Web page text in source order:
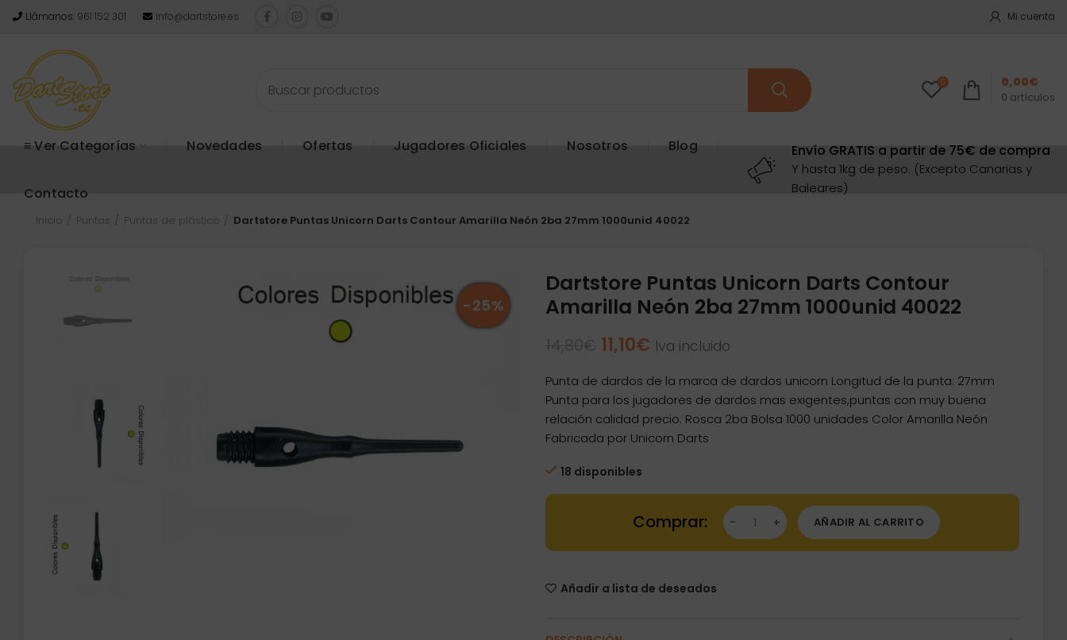
Llámanos: 961 152 301 info@dartstore.es Mi cuenta
0
0 artículos
0,00€
≡ Ver Categorías Novedades Ofertas Jugadores Oficiales Nosotros Blog
Contacto
Envío GRATIS a partir de 75€ de compra
Y hasta 1kg de peso. (Excepto Canarias y
Baleares)
Inicio Puntas Puntas de plástico Dartstore Puntas Unicorn Darts Contour Amarilla Neón 2ba 27mm 1000unid 40022
-25%
Dartstore Puntas Unicorn Darts Contour
Amarilla Neón 2ba 27mm 1000unid 40022
El
original
era:
14,80€.
11,10€ El
actual
es:
11,10€.
Iva incluido
Punta de dardos de la marca de dardos unicorn Longitud de la punta: 27mm
Punta para los jugadores de dardos mas exigentes,puntas con muy buena
relación calidad precio. Rosca 2ba Bolsa 1000 unidades Color Amarilla Neón
Fabricada por Unicorn Darts
18 disponibles
Dartstore Puntas Unicorn Darts Contour Amarilla Neón 2ba 27mm 1000unid
AÑADIR AL CARRITO
Añadir a lista de deseados